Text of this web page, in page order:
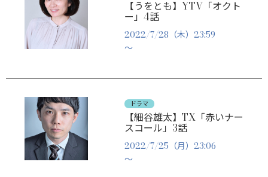
【うをとも】YTV「オクト
ー」4話
2022/7/28（木）23:59
～
ドラマ
【細谷雄太】TX「赤いナー
スコール」3話
2022/7/25（月）23:06
～